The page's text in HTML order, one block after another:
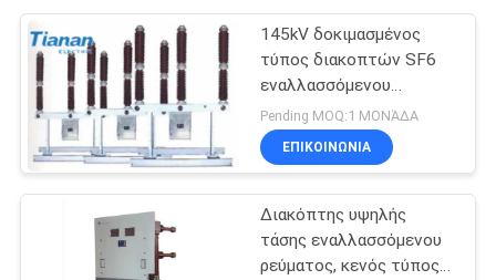
SITEMAP
PRIVACY
POLICY
145kV δοκιμασμένος
τύπος διακοπτών SF6
εναλλασσόμενου
ρεύματος υψηλής τάσης
με 3 Πολωνός
Pending MOQ:1 ΜΟΝΆΔΑ
ΕΠΙΚΟΙΝΩΝΊΑ
Διακόπτης υψηλής
τάσης εναλλασσόμενου
ρεύματος, κενός τύπος